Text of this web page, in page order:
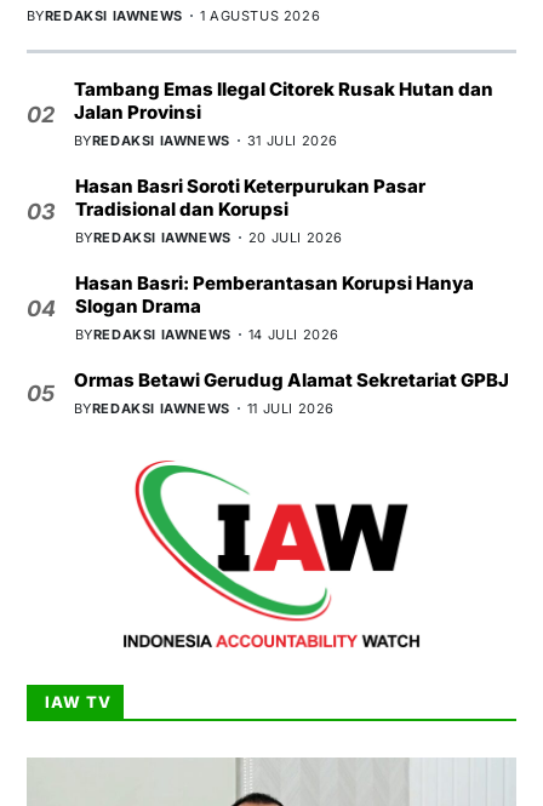
BYREDAKSI IAWNEWS 1 AGUSTUS 2026
02
Tambang Emas Ilegal Citorek Rusak Hutan dan
Jalan Provinsi
BYREDAKSI IAWNEWS 31 JULI 2026
03
Hasan Basri Soroti Keterpurukan Pasar
Tradisional dan Korupsi
BYREDAKSI IAWNEWS 20 JULI 2026
04
Hasan Basri: Pemberantasan Korupsi Hanya
Slogan Drama
BYREDAKSI IAWNEWS 14 JULI 2026
05
Ormas Betawi Gerudug Alamat Sekretariat GPBJ
BYREDAKSI IAWNEWS 11 JULI 2026
IAW TV